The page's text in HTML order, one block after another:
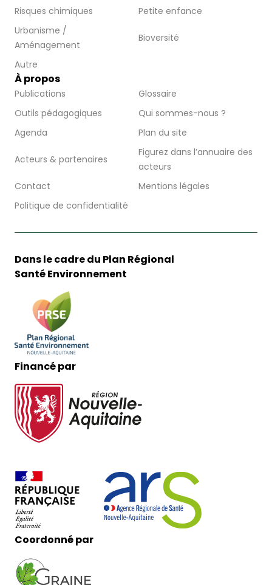
Risques chimiques
Petite enfance
Urbanisme /
Aménagement
Bioversité
Autre
À propos
Publications
Glossaire
Outils pédagogiques
Qui sommes-nous ?
Agenda
Plan du site
Acteurs & partenaires
Figurez dans l’annuaire des
acteurs
Contact
Mentions légales
Politique de confidentialité
Dans le cadre du Plan Régional
Santé Environnement
Financé par
Coordonné par